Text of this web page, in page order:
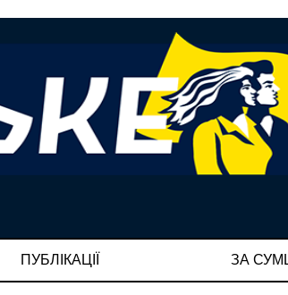
ПУБЛІКАЦІЇ ЗА